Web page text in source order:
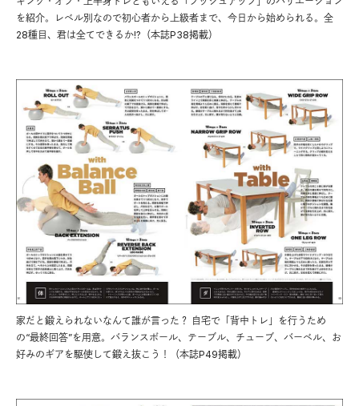
を紹介。レベル別なので初心者から上級者まで、今日から始められる。全
28種目、君は全てできるか!?（本誌P38掲載）
家だと鍛えられないなんて誰が言った？ 自宅で「背中トレ」を行うため
の“最終回答”を用意。バランスボール、テーブル、チューブ、バーベル、お
好みのギアを駆使して鍛え抜こう！（本誌P49掲載）